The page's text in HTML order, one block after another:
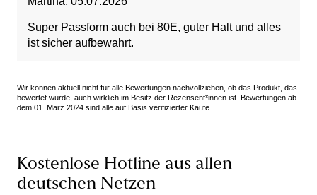
Super Passform auch bei 80E, guter Halt und alles
ist sicher aufbewahrt.
Wir können aktuell nicht für alle Bewertungen nachvollziehen, ob das Produkt, das
bewertet wurde, auch wirklich im Besitz der Rezensent*innen ist. Bewertungen ab
dem 01. März 2024 sind alle auf Basis verifizierter Käufe.
Kostenlose Hotline aus allen
deutschen Netzen